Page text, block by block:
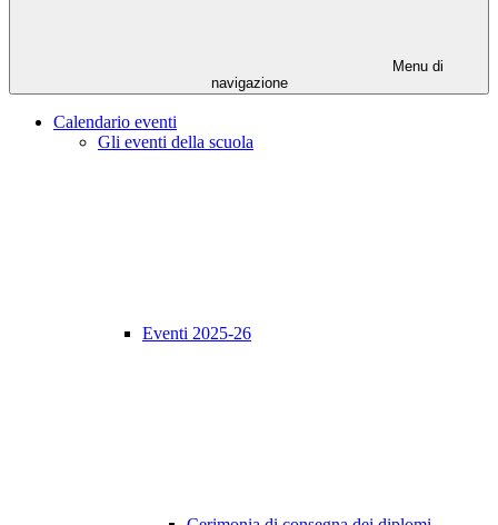
Menu di
navigazione
Calendario eventi
Gli eventi della scuola
Eventi 2025-26